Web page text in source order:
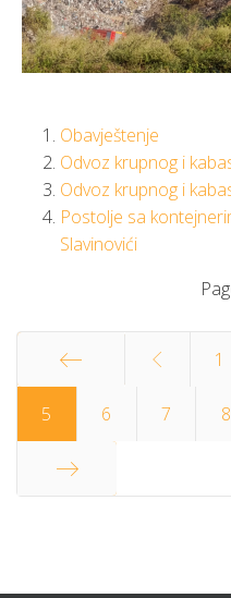
Obavještenje
Odvoz krupnog i
Odvoz krupnog i
Postolje sa
Slavinovići
1
5 6 7 8